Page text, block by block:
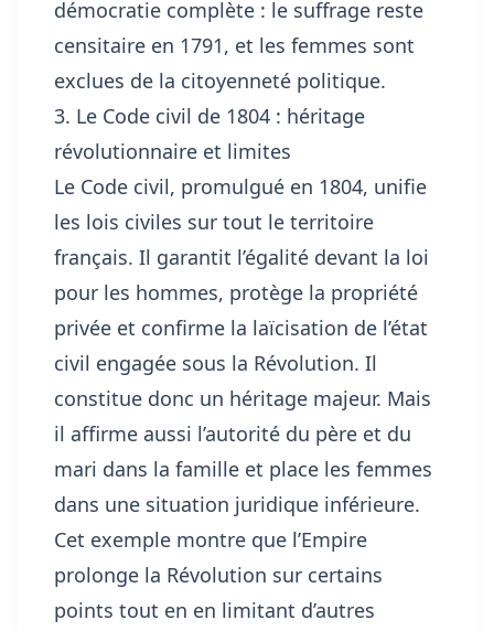
démocratie complète : le suffrage reste
censitaire en 1791, et les femmes sont
exclues de la citoyenneté politique.
3. Le Code civil de 1804 : héritage
révolutionnaire et limites
Le Code civil, promulgué en 1804, unifie
les lois civiles sur tout le territoire
français. Il garantit l’égalité devant la loi
pour les hommes, protège la propriété
privée et confirme la laïcisation de l’état
civil engagée sous la Révolution. Il
constitue donc un héritage majeur. Mais
il affirme aussi l’autorité du père et du
mari dans la famille et place les femmes
dans une situation juridique inférieure.
Cet exemple montre que l’Empire
prolonge la Révolution sur certains
points tout en en limitant d’autres